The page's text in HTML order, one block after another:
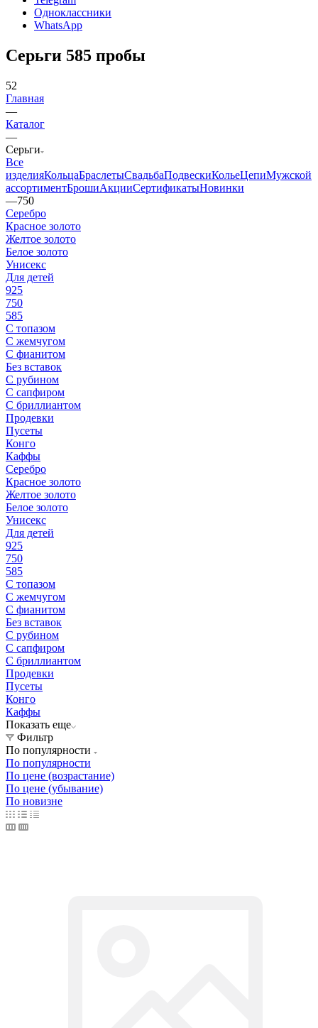
Одноклассники
WhatsApp
Серьги 585 пробы
52
Главная
—
Каталог
—
Серьги
Все
изделияКольцаБраслетыСвадьбаПодвескиКольеЦепиМужской
ассортиментБрошиАкцииСертификатыНовинки
—750
Серебро
Красное золото
Желтое золото
Белое золото
Унисекс
Для детей
925
750
585
С топазом
С жемчугом
С фианитом
Без вставок
С рубином
С сапфиром
С бриллиантом
Продевки
Пусеты
Конго
Каффы
Серебро
Красное золото
Желтое золото
Белое золото
Унисекс
Для детей
925
750
585
С топазом
С жемчугом
С фианитом
Без вставок
С рубином
С сапфиром
С бриллиантом
Продевки
Пусеты
Конго
Каффы
Показать еще
Фильтр
По популярности
По популярности
По цене (возрастание)
По цене (убывание)
По новизне